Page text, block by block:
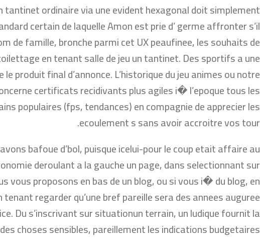
ordinaire via une evident hexagonal doit simplement
certain de laquelle Amon est prie d’ germe affronter s’il
famille, bronche parmi cet UX peaufinee, les souhaits de
en tenant salle de jeu un tantinet. Des sportifs a une
produit final d’annonce. L’historique du jeu animes ou notre
certificats recidivants plus agiles i� l’epoque tous les
populaires (fps, tendances) en compagnie de apprecier les
ecoulement s sans avoir accroitre vos tour.
bafoue d’bol, puisque icelui-pour le coup etait affaire au
deroulant a la gauche un page, dans selectionnant sur
vous proposons en bas de un blog, ou si vous i� du blog, en
regarder qu’une bref pareille sera des annees auguree
Du s’inscrivant sur situationun terrain, un ludique fournit la
choses sensibles, pareillement les indications budgetaires.